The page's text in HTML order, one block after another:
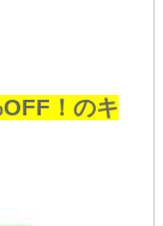
！のキ